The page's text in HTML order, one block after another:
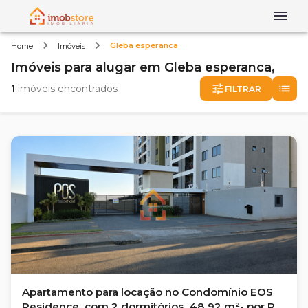
Home Imóveis Gleba esperanca
Imóveis para alugar em Gleba esperanca,
1 imóveis encontrados FILTRAR
Apartamento para locação no Condomínio EOS